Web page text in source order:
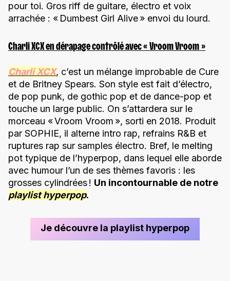
pour toi. Gros riff de guitare, électro et voix
arrachée : « Dumbest Girl Alive » envoi du lourd.
Charli XCX en dérapage contrôlé avec « Vroom Vroom »
Charli XCX, c’est un mélange improbable de Cure
et de Britney Spears. Son style est fait d’électro,
de pop punk, de gothic pop et de dance-pop et
touche un large public. On s’attardera sur le
morceau « Vroom Vroom », sorti en 2018. Produit
par SOPHIE, il alterne intro rap, refrains R&B et
ruptures rap sur samples électro. Bref, le melting
pot typique de l’hyperpop, dans lequel elle aborde
avec humour l’un de ses thèmes favoris : les
grosses cylindrées ! Un incontournable de notre
playlist hyperpop.
Je découvre la playlist hyperpop